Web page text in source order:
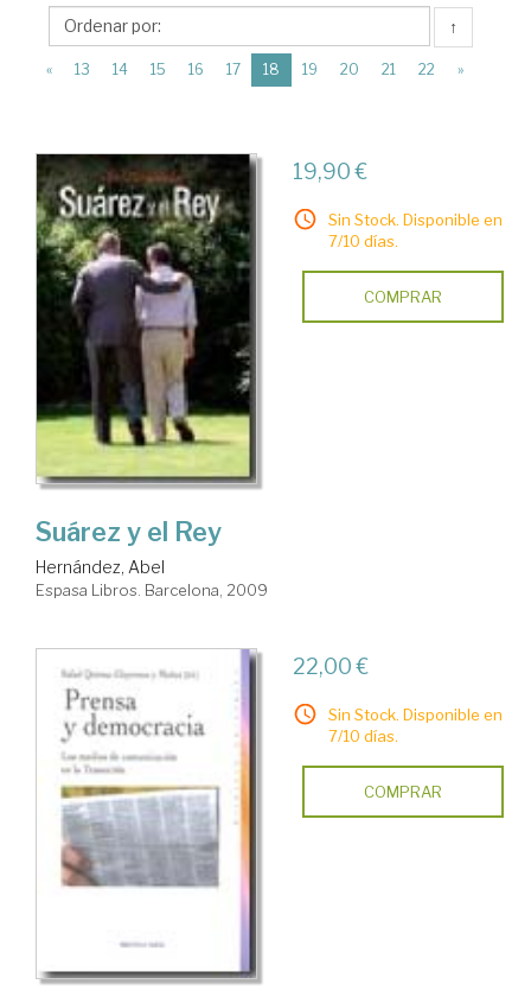
>
Historia
>
Edad
Contemporánea
>
La
Transición
↑
« 13 14 15 16 17 18 (current)
19 20 21 22 »
19,90 €
Sin Stock. Disponible en
7/10 días.
COMPRAR
Suárez y el Rey
Hernández, Abel
Espasa Libros. Barcelona, 2009
22,00 €
Sin Stock. Disponible en
7/10 días.
COMPRAR